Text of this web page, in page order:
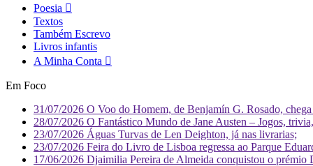
Poesia
Textos
Também Escrevo
Livros infantis
A Minha Conta
Em Foco
31/07/2026 O Voo do Homem, de Benjamín G. Rosado,
28/07/2026 O Fantástico Mundo de Jane Austen – Jogos,
23/07/2026 Águas Turvas de Len Deighton, já nas livrarias;
23/07/2026 Feira do Livro de Lisboa regressa ao Parque
17/06/2026 Djaimilia Pereira de Almeida conquistou o